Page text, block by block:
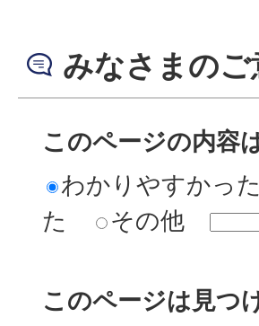
みなさまの
このページの内容
わかりやすかった
た
その他
このページは見つ